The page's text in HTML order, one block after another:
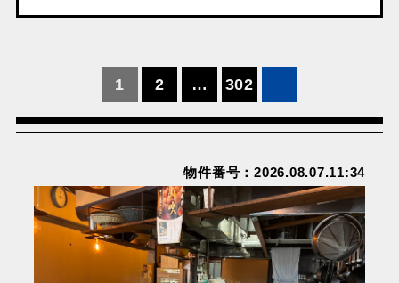
の
1 2 … 302
物件番号：2026.08.07.11:34